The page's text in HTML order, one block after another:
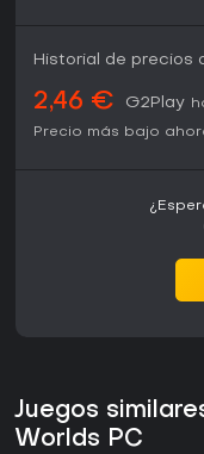
Historial de precios
2,46 € G2Play
Precio más bajo
Juegos
Worlds PC